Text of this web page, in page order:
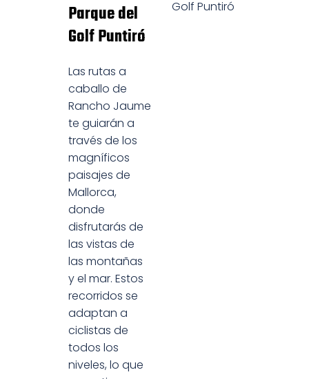
Parque del
Golf Puntiró
Las rutas a
caballo de
Rancho Jaume
te guiarán a
través de los
magníficos
paisajes de
Mallorca,
donde
disfrutarás de
las vistas de
las montañas
y el mar. Estos
recorridos se
adaptan a
ciclistas de
todos los
niveles, lo que